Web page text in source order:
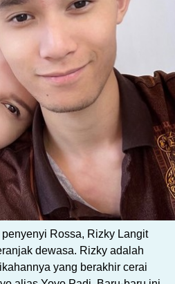
Rossa, Rizky Langit
dewasa. Rizky adalah
yang berakhir cerai